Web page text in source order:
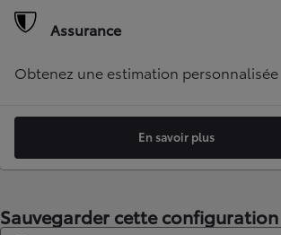
Assurance
Obtenez une estimation personnalisée
En savoir plus
Sauvegarder cette configuration